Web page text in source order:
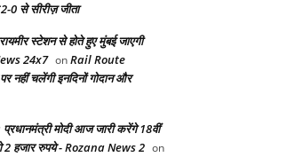
0 से सीरीज़ जीता
स्टेशन से होते हुए मुंबई जाएगी
24x7 onRail Route
चलेंगी इनदिनों गोदान और
मोदी आज जारी करेंगे 18वीं
2 हजार रुपये - Rozana News 2 on